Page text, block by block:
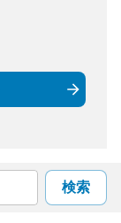
検索